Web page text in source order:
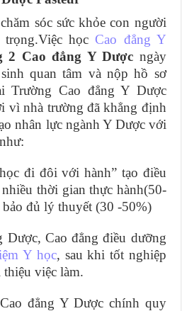
sóc sức khỏe con người
trọng.Việc họcCao đẳng Y
2 Cao đẳng Y Dược ngày
quan tâm và nộp hồ sơ
Trường Cao đẳng Y Dược
vì nhà trường đã khẳng định
nhân lực ngành Y Dược với
đi đôi với hành” tạo điều
thời gian thực hành(50-
đủ lý thuyết (30 -50%)
Dược, Cao đẳng điều dưỡng
Y học, sau khi tốt nghiệp
việc làm.
đẳng Y Dược chính quy